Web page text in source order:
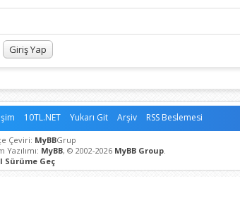
10TL.NET Yukarı Git Arşiv RSS Beslemesi
Çeviri: MyBBGrup
Yazılımı: MyBB, © 2002-2026 MyBB Group.
Sürüme Geç